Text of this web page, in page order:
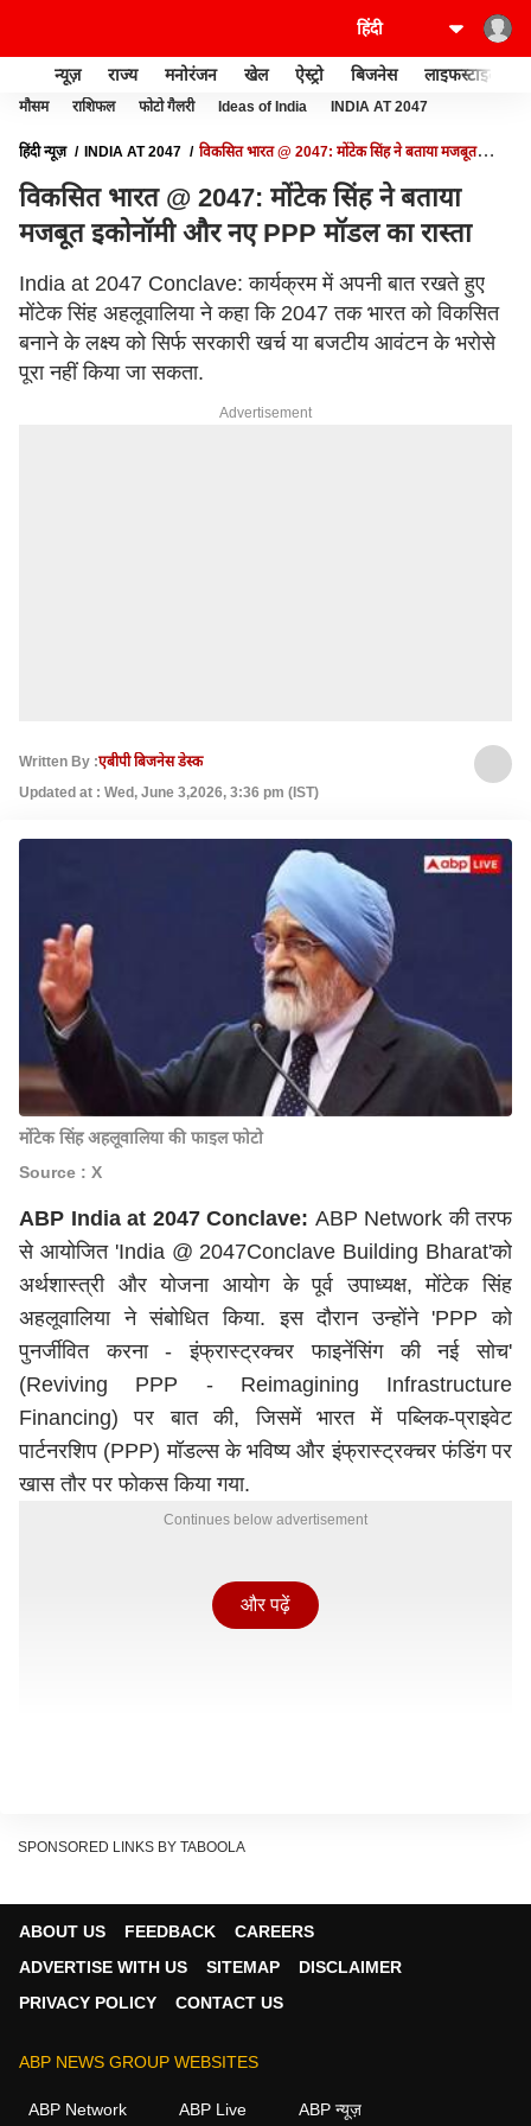
न्यूज़ राज्य मनोरंजन खेल ऐस्ट्रो बिजनेस लाइफस्टाइल
मौसम राशिफल फोटो गैलरी Ideas of India INDIA AT 2047
हिंदी न्यूज़ INDIA AT 2047
विकसित भारत @ 2047: मोंटेक सिंह ने बताया मजबूत
विकसित भारत @ 2047: मोंटेक सिंह ने बताया
मजबूत इकोनॉमी और नए PPP मॉडल का रास्ता
India at 2047 Conclave: कार्यक्रम में अपनी बात रखते हुए
मोंटेक सिंह अहलूवालिया ने कहा कि 2047 तक भारत को विकसित
बनाने के लक्ष्य को सिर्फ सरकारी खर्च या बजटीय आवंटन के भरोसे
पूरा नहीं किया जा सकता.
Advertisement
Written By :एबीपी बिजनेस डेस्क
Updated at : Wed, June 3,2026, 3:36 pm (IST)
मोंटेक सिंह अहलूवालिया की फाइल फोटो
Source : X
ABP India at 2047 Conclave: ABP Network की तरफ
से आयोजित 'India @ 2047Conclave Building Bharat'को
अर्थशास्त्री और योजना आयोग के पूर्व उपाध्यक्ष, मोंटेक सिंह
अहलूवालिया ने संबोधित किया. इस दौरान उन्होंने 'PPP को
पुनर्जीवित करना - इंफ्रास्ट्रक्चर फाइनेंसिंग की नई सोच'
(Reviving PPP - Reimagining Infrastructure
Financing) पर बात की, जिसमें भारत में पब्लिक-प्राइवेट
पार्टनरशिप (PPP) मॉडल्स के भविष्य और इंफ्रास्ट्रक्चर फंडिंग पर
खास तौर पर फोकस किया गया.
Continues below advertisement
PPF मॉडल का आधुनिकीकरण
और पढ़ें
SPONSORED LINKS BY TABOOLA
ABOUT US FEEDBACK
CAREERS
ADVERTISE WITH US
SITEMAP
DISCLAIMER
PRIVACY POLICY
CONTACT US
ABP NEWS GROUP WEBSITES
ABP Network ABP Live ABP न्यूज़